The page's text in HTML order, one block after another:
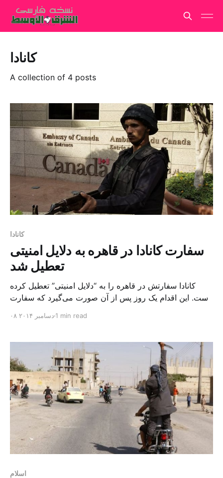
کانادا
A collection of 4 posts
کانادا
سفارت کانادا در قاهره به دلایل امنیتی
تعطیل شد
کانادا سفارتش در قاهره را به “دلایل امنیتی” تعطیل کرده
است. این اقدام یک روز پس از آن صورت می‌گیرد که سفارت
حال تعلیق در می‌آورد. مقامات کانادایی هیچ دلیل خاصی برای
۰۸ دسامبر ۲۰۱۴ 1 min read
اسلام